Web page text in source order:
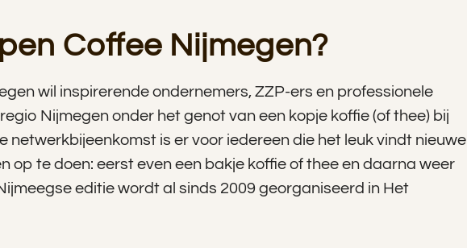
Coffee Nijmegen?
wil inspirerende ondernemers, ZZP-ers en professionele
Nijmegen onder het genot van een kopje koffie (of thee) bij
netwerkbijeenkomst is er voor iedereen die het leuk vindt nieuwe
op te doen: eerst even een bakje koffie of thee en daarna weer
editie wordt al sinds 2009 georganiseerd in Het